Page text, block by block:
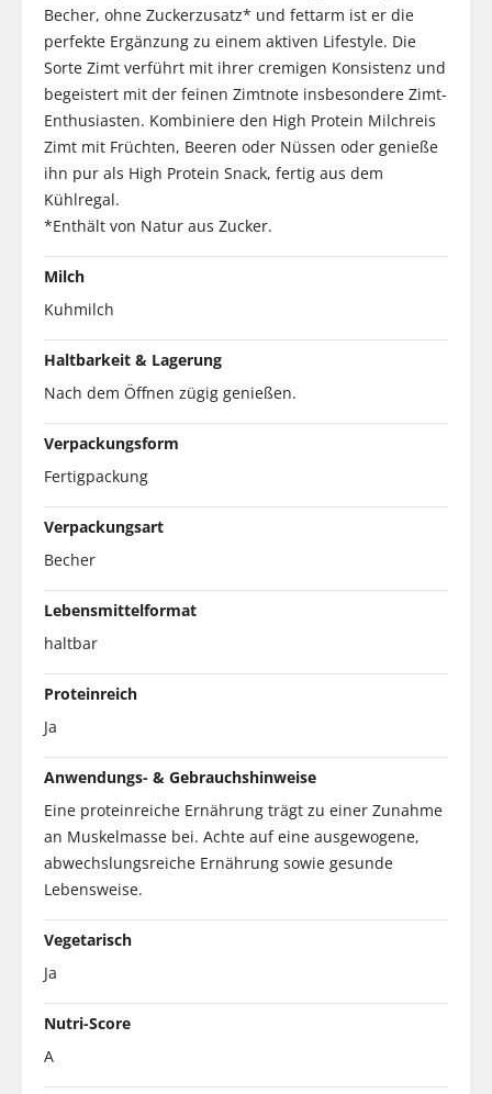
Becher, ohne Zuckerzusatz* und fettarm ist er die
perfekte Ergänzung zu einem aktiven Lifestyle. Die
Sorte Zimt verführt mit ihrer cremigen Konsistenz und
begeistert mit der feinen Zimtnote insbesondere Zimt-
Enthusiasten. Kombiniere den High Protein Milchreis
Zimt mit Früchten, Beeren oder Nüssen oder genieße
ihn pur als High Protein Snack, fertig aus dem
Kühlregal.
*Enthält von Natur aus Zucker.
Milch
Kuhmilch
Haltbarkeit & Lagerung
Nach dem Öffnen zügig genießen.
Verpackungsform
Fertigpackung
Verpackungsart
Becher
Lebensmittelformat
haltbar
Proteinreich
Ja
Anwendungs- & Gebrauchshinweise
Eine proteinreiche Ernährung trägt zu einer Zunahme
an Muskelmasse bei. Achte auf eine ausgewogene,
abwechslungsreiche Ernährung sowie gesunde
Lebensweise.
Vegetarisch
Ja
Nutri-Score
A